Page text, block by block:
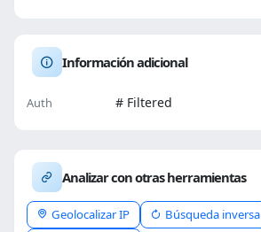
Información adicional
Auth # Filtered
Analizar con otras herramientas
Geolocalizar IP
Búsqueda inversa